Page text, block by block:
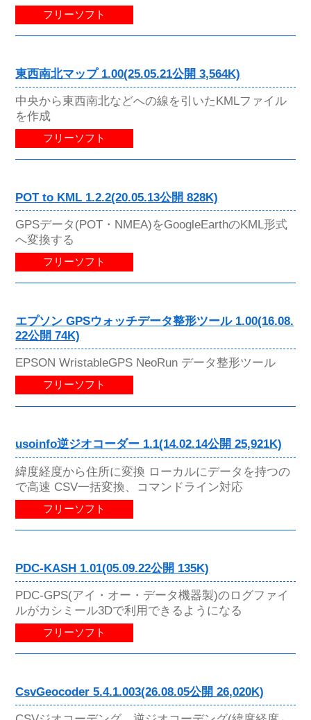
フリーソフト
東西南北マップ 1.00(25.05.21公開 3,564K)
中央から東西南北などへの線を引いたKMLファイル
を作成
フリーソフト
POT to KML 1.2.2(20.05.13公開 828K)
GPSデータ(POT・NMEA)をGoogleEarthのKML形式
へ変換する
フリーソフト
エプソン GPSウォッチデータ整形ツール 1.00(16.08.
22公開 74K)
EPSON WristableGPS NeoRun データ整形ツール
フリーソフト
usoinfo逆ジオコーダー 1.1(14.02.14公開 25,921K)
緯度経度から住所に変換 ローカルにデータを持つの
で高速 CSV一括変換、コマンドライン対応
フリーソフト
PDC-KASH 1.01(05.09.22公開 135K)
PDC-GPS(アイ・オー・データ機器製)のログファイ
ルがカシミール3Dで利用できるようになる
フリーソフト
CsvGeocoder 5.4.1.003(26.08.05公開 26,020K)